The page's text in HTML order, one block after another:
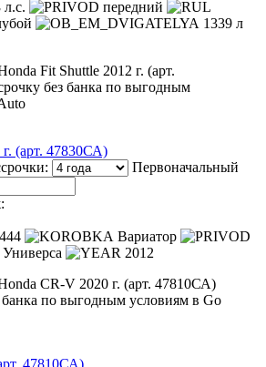
л.с.
передний
1339 л
(арт. 47830СА)
Первоначальный
Вариатор
Универса 2012